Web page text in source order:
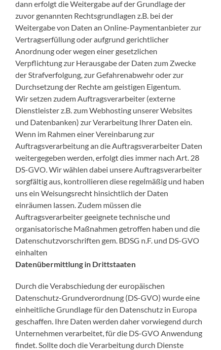
dann erfolgt die Weitergabe auf der Grundlage der
zuvor genannten Rechtsgrundlagen z.B. bei der
Weitergabe von Daten an Online-Paymentanbieter zur
Vertragserfüllung oder aufgrund gerichtlicher
Anordnung oder wegen einer gesetzlichen
Verpflichtung zur Herausgabe der Daten zum Zwecke
der Strafverfolgung, zur Gefahrenabwehr oder zur
Durchsetzung der Rechte am geistigen Eigentum.
Wir setzen zudem Auftragsverarbeiter (externe
Dienstleister z.B. zum Webhosting unserer Websites
und Datenbanken) zur Verarbeitung Ihrer Daten ein.
Wenn im Rahmen einer Vereinbarung zur
Auftragsverarbeitung an die Auftragsverarbeiter Daten
weitergegeben werden, erfolgt dies immer nach Art. 28
DS-GVO. Wir wählen dabei unsere Auftragsverarbeiter
sorgfältig aus, kontrollieren diese regelmäßig und haben
uns ein Weisungsrecht hinsichtlich der Daten
einräumen lassen. Zudem müssen die
Auftragsverarbeiter geeignete technische und
organisatorische Maßnahmen getroffen haben und die
Datenschutzvorschriften gem. BDSG n.F. und DS-GVO
einhalten
Datenübermittlung in Drittstaaten
Durch die Verabschiedung der europäischen
Datenschutz-Grundverordnung (DS-GVO) wurde eine
einheitliche Grundlage für den Datenschutz in Europa
geschaffen. Ihre Daten werden daher vorwiegend durch
Unternehmen verarbeitet, für die DS-GVO Anwendung
findet. Sollte doch die Verarbeitung durch Dienste